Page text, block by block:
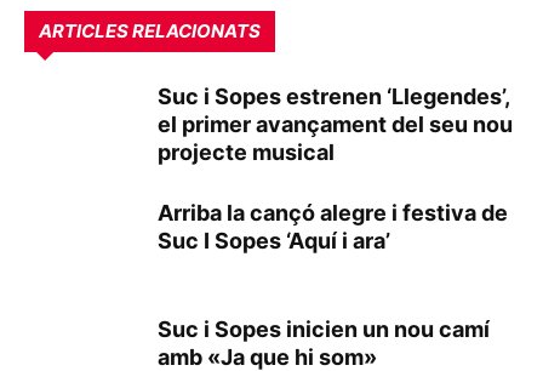
ARTICLES RELACIONATS
Suc i Sopes estrenen ‘Llegendes’,
el primer avançament del seu nou
projecte musical
Arriba la cançó alegre i festiva de
Suc I Sopes ‘Aquí i ara’
Suc i Sopes inicien un nou camí
amb «Ja que hi som»